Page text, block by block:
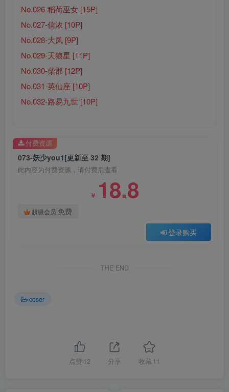
No.026-稻荷巫女 [15P]
No.027-信浓 [10P]
No.028-大凤 [9P]
No.029-天狼星 [11P]
No.030-柴郡 [12P]
No.031-英仙座 [10P]
No.032-路易九世 [10P]
073-妖少you1[更新至 32 期]
此内容为付费资源，请付费后查看
￥ 18.8
超级会员 免费
登录购买
付费资源
THE END
coser
点赞 12 分享 收藏 11